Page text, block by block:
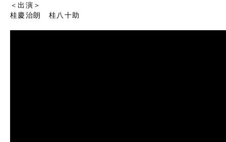
＜出演＞
桂慶治朗　桂八十助